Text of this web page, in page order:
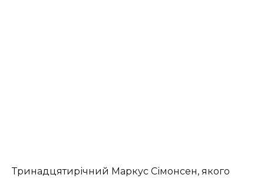
Тринадцятирічний Маркус Сімонсен, якого